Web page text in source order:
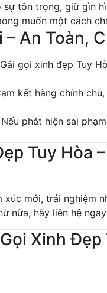
sự tôn trọng, giữ gìn
muốn một cách
An Toàn,
Gái gọi xinh đẹp Tuy
kết hàng chính
Nếu phát hiện sai
Tuy Hòa
xúc mới, trải
nữa, hãy liên hệ
Xinh